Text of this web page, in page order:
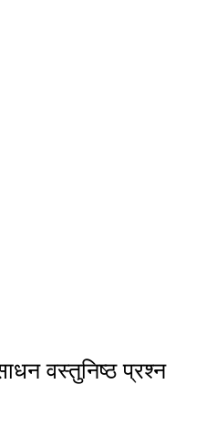
वस्तुनिष्ठ प्रश्न